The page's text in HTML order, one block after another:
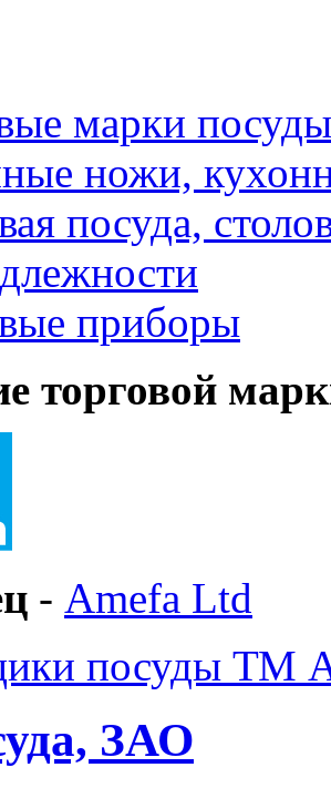
марки посуды
ножи,
посуда,
приборы
торговой
- Amefa Ltd
посуды ТМ
ЗАО